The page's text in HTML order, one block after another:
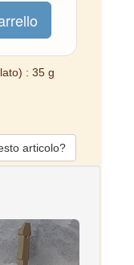
: 35 g
articolo?